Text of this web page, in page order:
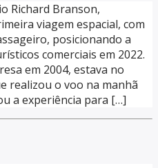
Richard Branson,
viagem espacial, com
posicionando a
comerciais em 2022.
em 2004, estava no
realizou o voo na manhã
a experiência para […]